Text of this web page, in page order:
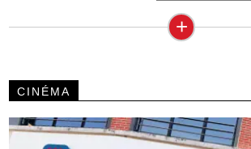
+
CINÉMA